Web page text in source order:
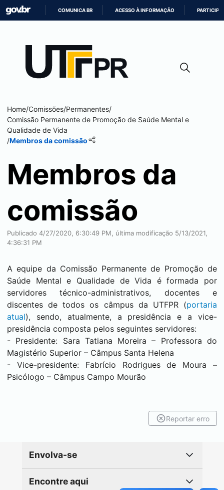
CONTEÚDO
COMUNICA BR ACESSO À INFORMAÇÃO PARTICIPE
Home/Comissões/Permanentes/
Comissão Permanente de Promoção de Saúde Mental e
Qualidade de Vida
/Membros da comissão
Membros da
comissão
Publicado 4/27/2020, 6:30:49 PM, última modificação 5/13/2021,
4:36:31 PM
A equipe da Comissão Permanente de Promoção de
Saúde Mental e Qualidade de Vida é formada por
servidores técnico-administrativos, docentes e
discentes de todos os câmpus da UTFPR (portaria
atual), sendo, atualmente, a presidência e a vice-
presidência composta pelos seguintes servidores:
- Presidente: Sara Tatiana Moreira – Professora do
Magistério Superior – Câmpus Santa Helena
- Vice-presidente: Fabrício Rodrigues de Moura –
Psicólogo – Câmpus Campo Mourão
Reportar erro
Envolva-se
Encontre aqui